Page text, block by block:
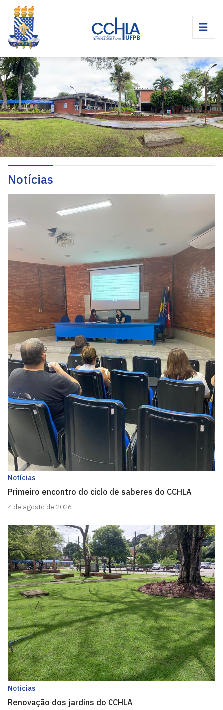
Notícias
Notícias
Primeiro encontro do ciclo de saberes do CCHLA
4 de agosto de 2026
Notícias
Renovação dos jardins do CCHLA